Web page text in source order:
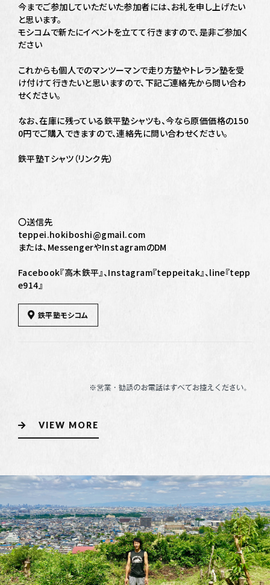
今までご参加していただいた参加者には、お礼を申し上げたい
と思います。
モシコムで新たにイベントを立てて行きますので、是非ご参加く
ださい
これからも個人でのマンツーマンで走り方塾やトレラン塾を受
け付けて行きたいと思いますので、下記ご連絡先から問い合わ
せください。
なお、在庫に残っている鉄平塾シャツも、今なら原価価格の150
0円でご購入できますので、連絡先に問い合わせください。
鉄平塾Tシャツ（リンク先）
〇送信先
teppei.hokiboshi@gmail.com
または、MessengerやInstagramのDM
Facebook『高木鉄平』、Instagram『teppeitak』、line『tepp
e914』
鉄平塾モシコム
VIEW MORE